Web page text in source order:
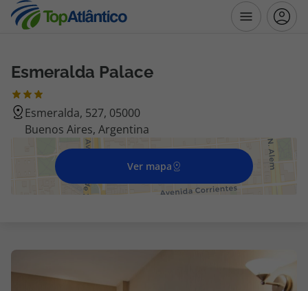
Destinos
Voos
Voos + Hotel
Esmeralda Palace
Esmeralda, 527, 05000
Buenos Aires, Argentina
Ver mapa